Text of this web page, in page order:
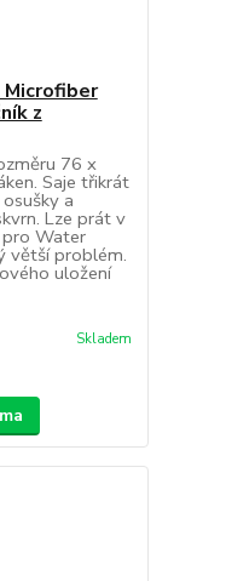
z
76 x
Saje třikrát
a
Lze prát v
Water
větší problém.
uložení
Skladem